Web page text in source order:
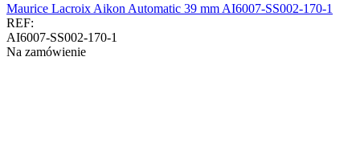
Maurice Lacroix Aikon Automatic 39 mm AI6007-SS002-170-1
REF:
AI6007-SS002-170-1
Na zamówienie